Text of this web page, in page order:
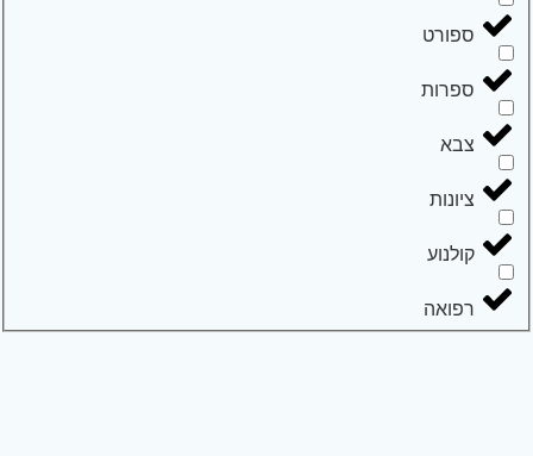
ספורט
ספרות
צבא
ציונות
קולנוע
רפואה